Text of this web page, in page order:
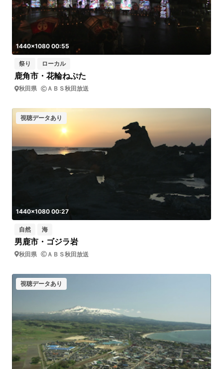
1440x1080 00:55
祭り ローカル
鹿角市・花輪ねぷた
秋田県 ＡＢＳ秋田放送
視聴データあり
1440x1080 00:27
自然 海
男鹿市・ゴジラ岩
秋田県 ＡＢＳ秋田放送
視聴データあり